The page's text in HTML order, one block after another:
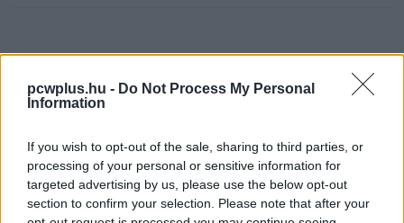
pcwplus.hu - Do Not Process My Personal
Information
If you wish to opt-out of the sale, sharing to third parties, or
processing of your personal or sensitive information for
targeted advertising by us, please use the below opt-out
section to confirm your selection. Please note that after your
Feltöltőkártyás akció a
Vodafone-nál
Kedvencekhez